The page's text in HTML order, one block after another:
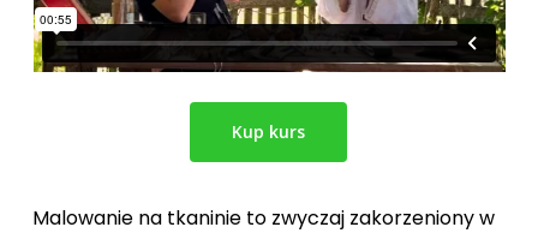
Kup kurs
Malowanie na tkaninie to zwyczaj zakorzeniony w